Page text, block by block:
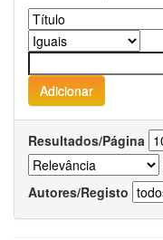
Resultados/Página
Autores/Registo